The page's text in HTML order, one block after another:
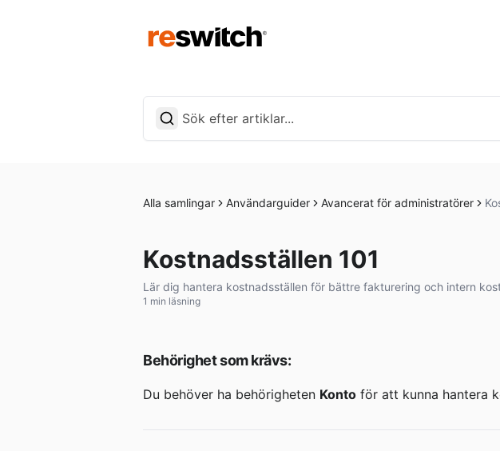
Alla samlingar Användarguider Avancerat för administratörer
Kostnadsställen 101
Lär dig hantera kostnadsställen för bättre fakturering och intern
1 min läsning
Behörighet som krävs:
Du behöver ha behörigheten Konto för att kunna hantera